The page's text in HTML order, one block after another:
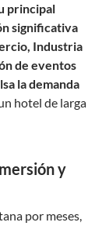
principal
significativa
Industria
de eventos
la demanda
hotel de larga
y
por meses,